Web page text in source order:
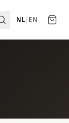
NL| EN